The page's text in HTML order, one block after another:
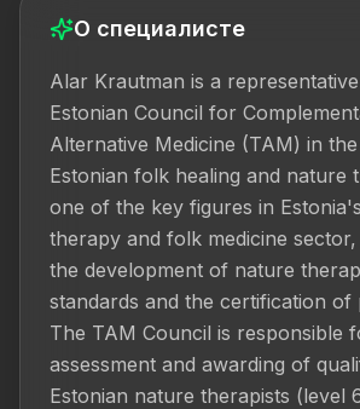
О специалисте
Alar Krautman is a
Estonian Council for
Alternative Medicine (TAM) in
Estonian folk healing and nature
one of the key figures in
therapy and folk medicine
the development of nature
standards and the certification of
The TAM Council is responsible
assessment and awarding of
Estonian nature therapists (level